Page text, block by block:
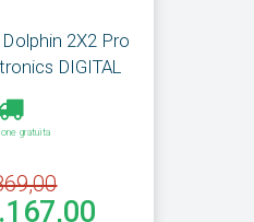
2X2 Pro
DIGITAL
gratuita